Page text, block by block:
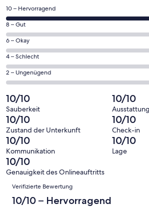
einem
neuen
Fenster
geöffnet
15
von
insgesamt
15
Gästebewertungen
haben
eine
Bewertung
von
10
-
Hervorragend
10 – Hervorragend
0
von
insgesamt
15
Gästebewertungen
haben
Bewertung
von
8
-
Gut
8 – Gut
0
von
insgesamt
15
Gästebewertungen
haben
eine
Bewertung
von
6
-
Okay
6 – Okay
0
von
insgesamt
Gästebewertungen
haben
eine
Bewertung
von
4
-
Schlecht
4 – Schlecht
0
von
insgesamt
15
Gästebewertungen
haben
eine
Bewertung
von
2
Ungenügend
2 – Ungenügend
10/10
Sauberkeit
10/10
Ausstattung
10/10
Zustand der Unterkunft
10/10
Check-in
10/10
Kommunikation
10/10
Lage
10/10
Genauigkeit des Onlineauftritts
Bewertungen
Verifizierte Bewertung
10/10 – Hervorragend